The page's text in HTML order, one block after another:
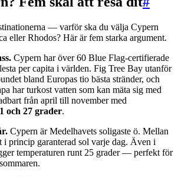
— varför ska du välja Cypern
eller Rhodos? Här är fem starka argument.
Cypern har över 60 Blue Flag-certifierade
per capita i världen. Fig Tree Bay utanför
bland Europas tio bästa stränder, och
har turkost vatten som kan mäta sig med
från april till november med
och 27 grader.
Cypern är Medelhavets soligaste ö. Mellan
i princip garanterad sol varje dag. Även i
temperaturen runt 25 grader — perfekt för